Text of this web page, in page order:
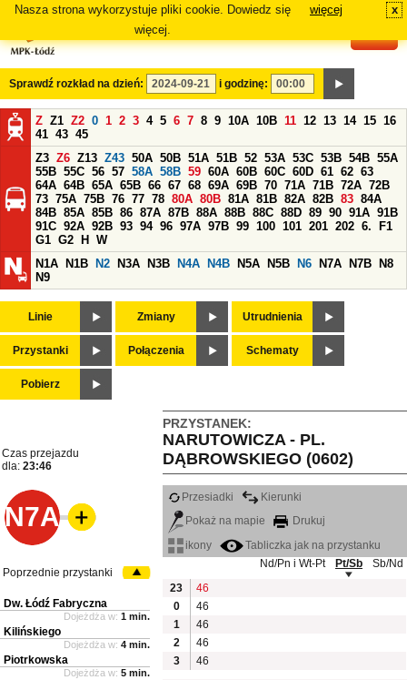
Nasza strona wykorzystuje pliki cookie. Dowiedz się
więcej.
więcej x
Sprawdź rozkład na dzień: i godzinę:
Z Z1 Z2 0 1 2 3 4 5 6 7 8 9 10A 10B 11 12 13 14 15 16
41 43 45
Z3 Z6 Z13 Z43 50A 50B 51A 51B 52 53A 53C 53B 54B 55A
55B 55C 56 57 58A 58B 59 60A 60B 60C 60D 61 62 63
64A 64B 65A 65B 66 67 68 69A 69B 70 71A 71B 72A 72B
73 75A 75B 76 77 78 80A 80B 81A 81B 82A 82B 83 84A
84B 85A 85B 86 87A 87B 88A 88B 88C 88D 89 90 91A 91B
91C 92A 92B 93 94 96 97A 97B 99 100 101 201 202 6.
F1
G1 G2 H
W
N1A
N1B N2 N3A N3B N4A N4B N5A N5B N6 N7A N7B
N8
N9
Linie Zmiany Utrudnienia
Przystanki Połączenia Schematy
Pobierz
PRZYSTANEK:
NARUTOWICZA - PL.
DĄBROWSKIEGO (0602)
Czas przejazdu
dla: 23:46
N7A
Przesiadki
Kierunki
Pokaż na mapie
Drukuj
ikony
Tabliczka jak na przystanku
Nd/Pn i Wt-Pt
Pt/Sb
Sb/Nd
23
46
0
46
1
46
2
46
3
46
Poprzednie przystanki
Dw. Łódź Fabryczna
Dojeżdża w: 1 min.
Kilińskiego
Dojeżdża w: 4 min.
Piotrkowska
Dojeżdża w: 5 min.